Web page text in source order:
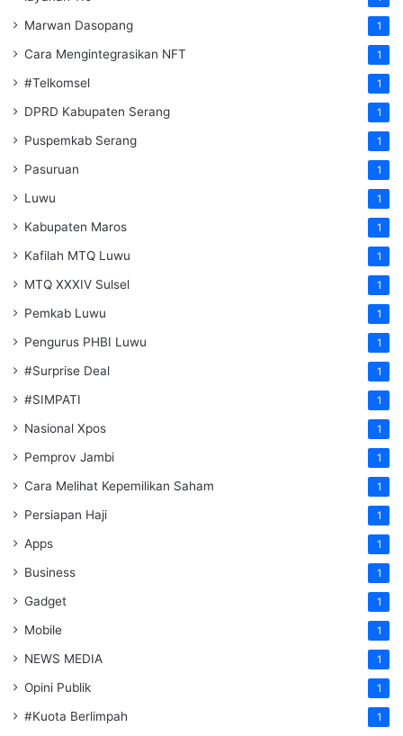
Marwan Dasopang 1
Cara Mengintegrasikan NFT 1
#Telkomsel 1
DPRD Kabupaten Serang 1
Puspemkab Serang 1
Pasuruan 1
Luwu 1
Kabupaten Maros 1
Kafilah MTQ Luwu 1
MTQ XXXIV Sulsel 1
Pemkab Luwu 1
Pengurus PHBI Luwu 1
#Surprise Deal 1
#SIMPATI 1
Nasional Xpos 1
Pemprov Jambi 1
Cara Melihat Kepemilikan Saham 1
Persiapan Haji 1
Apps 1
Business 1
Gadget 1
Mobile 1
NEWS MEDIA 1
Opini Publik 1
#Kuota Berlimpah 1